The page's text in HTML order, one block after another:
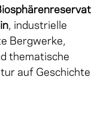
, industrielle
Bergwerke,
thematische
auf Geschichte